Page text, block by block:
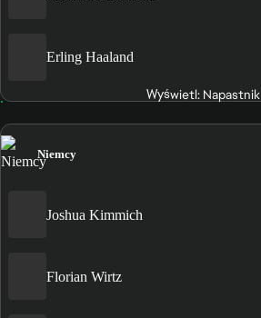
Erling Haaland
Wyświetl: Napastnik
Niemcy
Joshua Kimmich
Florian Wirtz